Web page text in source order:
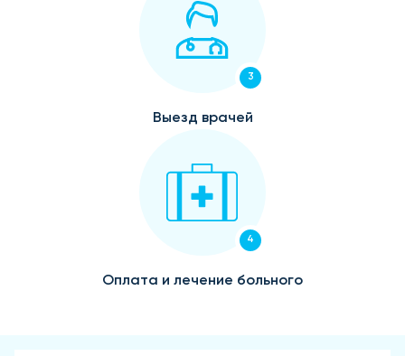
3
Выезд врачей
4
Оплата и лечение больного